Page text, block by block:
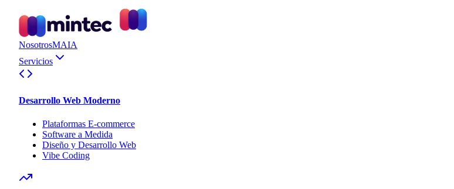
NosotrosMAIA
Servicios
Desarrollo Web Moderno
Plataformas E-commerce
Software a Medida
Diseño y Desarrollo Web
Vibe Coding